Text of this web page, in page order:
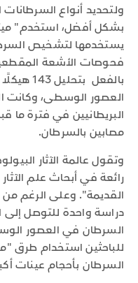
ولتحديد أنواع السرطانات
بشكل أفضل، استخدم"
يستخدمها لتشخيص
فحوصات الأشعة
البريطانيين في فترة ما
مصابين بالسرطان.
وتقول عالمة الآثار
رائعة في أبحاث علم
القديمة". وعلى الرغم
دراسة واحدة للتوصل
السرطان في العصور
للباحثين استخدام طرق
السرطان بأحجام عينات